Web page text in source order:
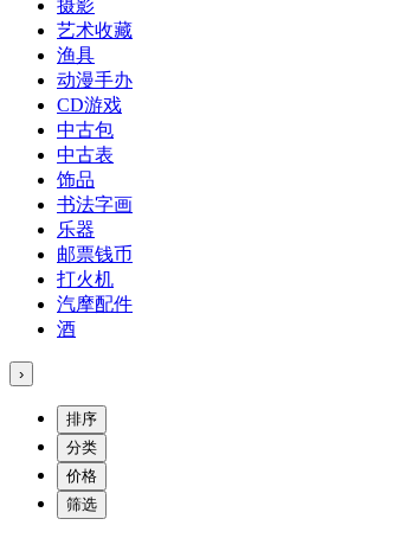
摄影
艺术收藏
渔具
动漫手办
CD游戏
中古包
中古表
饰品
书法字画
乐器
邮票钱币
打火机
汽摩配件
酒
›
排序
分类
价格
筛选